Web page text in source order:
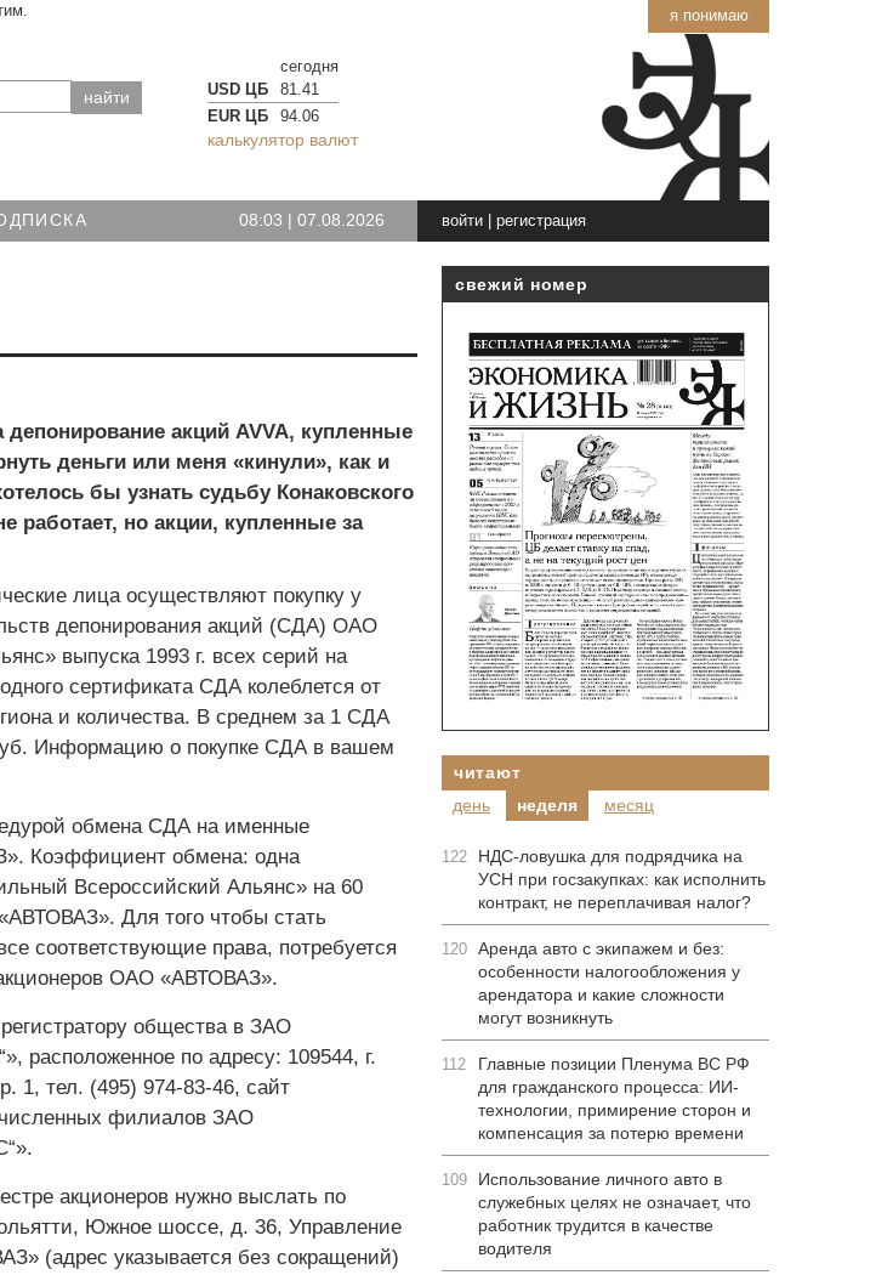
я понимаю
сегодня
USD ЦБ
81.41
EUR ЦБ
94.06
калькулятор валют
08:03 | 07.08.2026 войти| регистрация
акций AVVA, купленные
деньги или меня «кинули», как и
бы узнать судьбу Конаковского
работает, но акции, купленные за
лица осуществляют покупку у
депонирования акций (СДА) ОАО
выпуска 1993 г. всех серий на
сертификата СДА колеблется от
и количества. В среднем за 1 СДА
Информацию о покупке СДА в вашем
обмена СДА на именные
Коэффициент обмена: одна
Всероссийский Альянс» на 60
Для того чтобы стать
соответствующие права, потребуется
ОАО «АВТОВАЗ».
общества в ЗАО
расположенное по адресу: 109544, г.
1, тел. (495) ­974-83-46, сайт
филиалов ЗАО
акционеров нужно выслать по
Южное шоссе, д. 36, Управление
(адрес указывается без сокращений)
свежий номер
читают
день
неделя месяц
122
НДС-ловушка для подрядчика на
УСН при госзакупках: как исполнить
контракт, не переплачивая налог?
120 Аренда авто с экипажем и без:
особенности налогообложения у
арендатора и какие сложности
могут возникнуть
112
Главные позиции Пленума ВС РФ
для гражданского процесса: ИИ-
технологии, примирение сторон и
компенсация за потерю времени
109
Использование личного авто в
служебных целях не означает, что
работник трудится в качестве
водителя